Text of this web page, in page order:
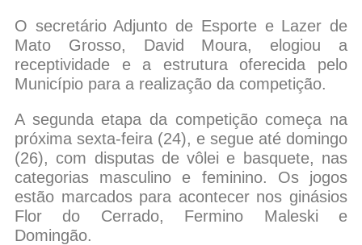
O secretário Adjunto de Esporte e Lazer de
Mato Grosso, David Moura, elogiou a
receptividade e a estrutura oferecida pelo
Município para a realização da competição.
A segunda etapa da competição começa na
próxima sexta-feira (24), e segue até domingo
(26), com disputas de vôlei e basquete, nas
categorias masculino e feminino. Os jogos
estão marcados para acontecer nos ginásios
Flor do Cerrado, Fermino Maleski e
Domingão.